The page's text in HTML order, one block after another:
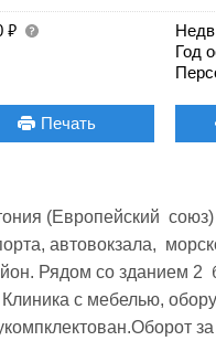
₽
Год
Печать
(Eвpoпeйcкий
aвтoвoкзaлa,
Рядом со зданием 2
с мебелью,